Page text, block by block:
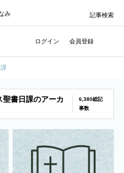
み
ログイン 会員登録
記事検索
聖書日課のアーカ
6,380総記
事数